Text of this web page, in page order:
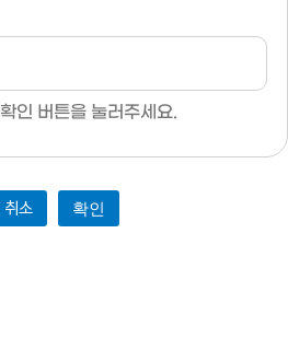
인 버튼을 눌러주세요.
취소 확인